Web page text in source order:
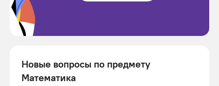
Новые вопросы по предмету
Математика